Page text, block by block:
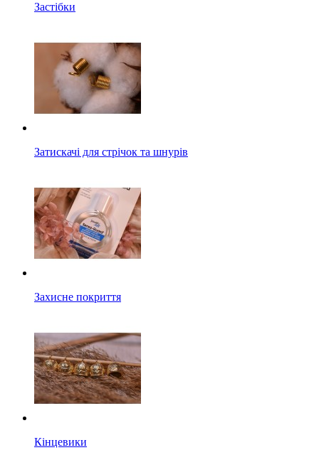
Застібки
Затискачі для стрічок та шнурів
Захисне покриття
Кінцевики